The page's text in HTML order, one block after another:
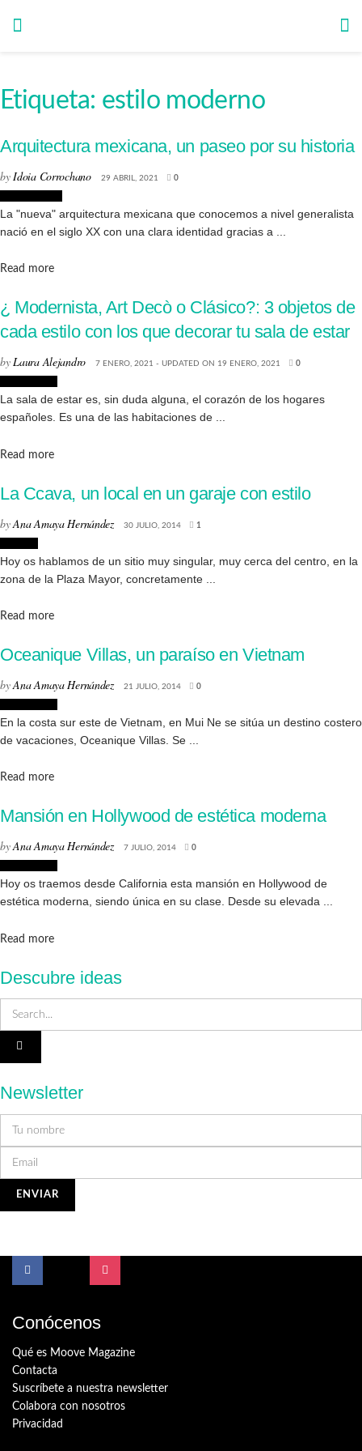
Etiqueta: estilo moderno
Arquitectura mexicana, un paseo por su historia
byIdoia Corrochano 29 ABRIL, 2021 0
La "nueva" arquitectura mexicana que conocemos a nivel generalista
nació en el siglo XX con una clara identidad gracias a ...
Read moreDetails
¿ Modernista, Art Decò o Clásico?: 3 objetos de
cada estilo con los que decorar tu sala de estar
byLaura Alejandro 7 ENERO, 2021 - UPDATED ON 19 ENERO, 2021 0
La sala de estar es, sin duda alguna, el corazón de los hogares
españoles. Es una de las habitaciones de ...
Read moreDetails
La Ccava, un local en un garaje con estilo
byAna Amaya Hernández 30 JULIO, 2014 1
Hoy os hablamos de un sitio muy singular, muy cerca del centro, en la
zona de la Plaza Mayor, concretamente ...
Read moreDetails
Oceanique Villas, un paraíso en Vietnam
byAna Amaya Hernández 21 JULIO, 2014 0
En la costa sur este de Vietnam, en Mui Ne se sitúa un destino costero
de vacaciones, Oceanique Villas. Se ...
Read moreDetails
Mansión en Hollywood de estética moderna
byAna Amaya Hernández 7 JULIO, 2014 0
Hoy os traemos desde California esta mansión en Hollywood de
estética moderna, siendo única en su clase. Desde su elevada ...
Read moreDetails
Descubre ideas
Newsletter
Conócenos
Qué es Moove Magazine
Contacta
Suscríbete a nuestra newsletter
Colabora con nosotros
Privacidad